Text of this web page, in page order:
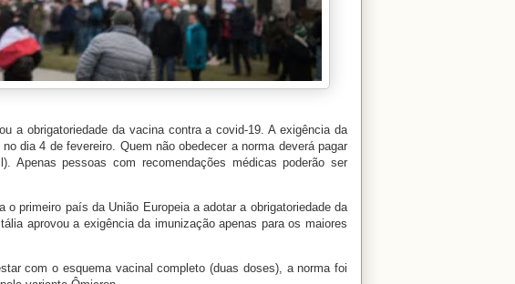
a obrigatoriedade da vacina contra a covid-19. A exigência da
dia 4 de fevereiro. Quem não obedecer a norma deverá pagar
pessoas com recomendações médicas poderão ser
primeiro país da União Europeia a adotar a obrigatoriedade da
aprovou a exigência da imunização apenas para os maiores
com o esquema vacinal completo (duas doses), a norma foi